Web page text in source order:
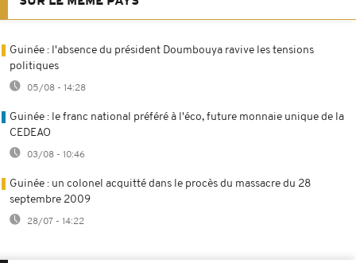
Guinée : l'absence du président Doumbouya ravive les tensions
politiques
05/08 - 14:28
Guinée : le franc national préféré à l'éco, future monnaie unique de la
CEDEAO
03/08 - 10:46
Guinée : un colonel acquitté dans le procès du massacre du 28
septembre 2009
28/07 - 14:22